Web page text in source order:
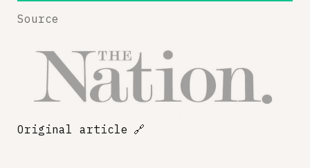
Source
Original article 🔗